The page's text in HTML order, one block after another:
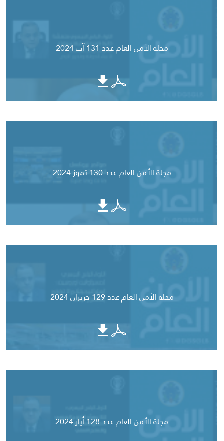
مجلة الأمن العام عدد 131 آب 2024
مجلة الأمن العام عدد 130 تموز 2024
مجلة الأمن العام عدد 129 حزيران 2024
مجلة الأمن العام عدد 128 أيار 2024